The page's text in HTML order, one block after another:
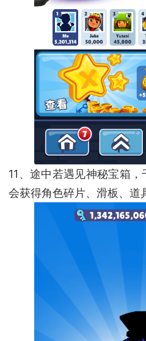
11、途中若遇见神秘宝箱
会获得角色碎片、滑板、道